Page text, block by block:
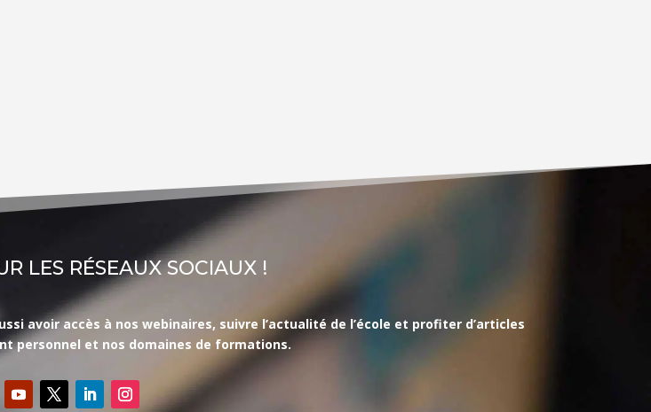
LES RÉSEAUX SOCIAUX !
avoir accès à nos webinaires, suivre l’actualité de l’école et profiter d’articles
personnel et nos domaines de formations.